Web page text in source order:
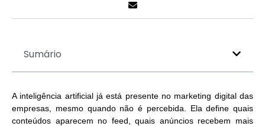
Sumário
A inteligência artificial já está presente no marketing digital das
empresas, mesmo quando não é percebida. Ela define quais
conteúdos aparecem no feed, quais anúncios recebem mais